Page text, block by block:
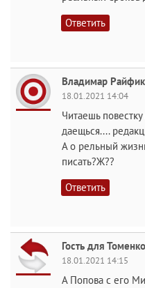
Ответить
Владимар
18.01.2021 14:04
Читаешь
даещься....
А о рельный
писать?Ж??
Ответить
Гость для Томенко
18.01.2021 14:15
А Попова с его